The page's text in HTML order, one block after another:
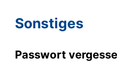
Sonstiges
Passwort